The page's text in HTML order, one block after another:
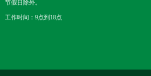
节假日除外。
工作时间：9点到18点